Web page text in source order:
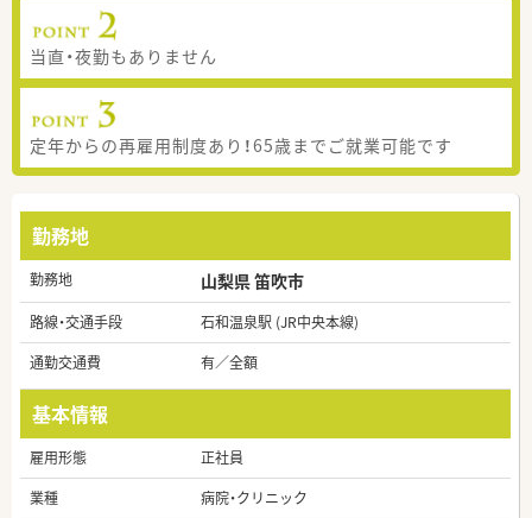
当直・夜勤もありません
定年からの再雇用制度あり！65歳までご就業可能です
勤務地
勤務地 山梨県 笛吹市
路線・交通手段
石和温泉駅 (JR中央本線)
通勤交通費
有／全額
基本情報
雇用形態
正社員
業種
病院・クリニック